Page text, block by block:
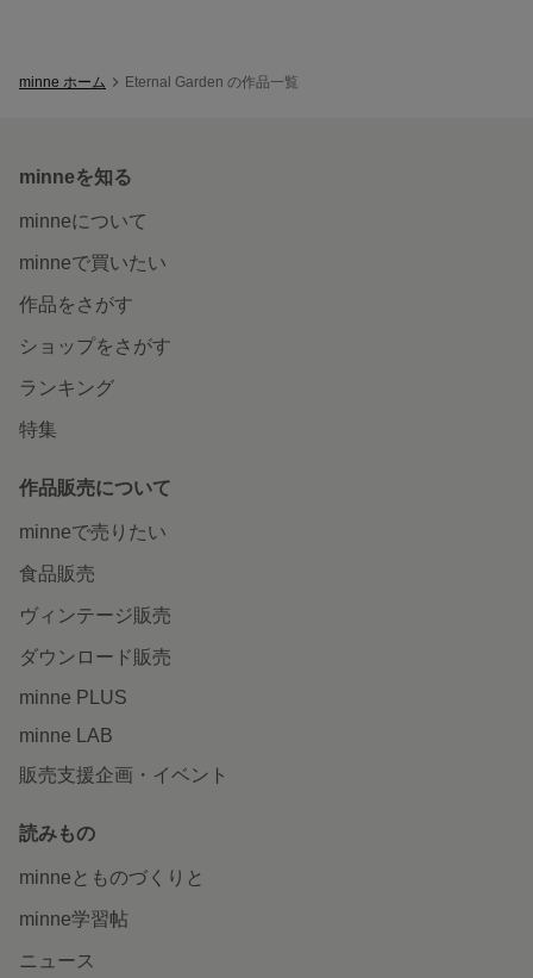
minne ホーム Eternal Garden の作品一覧
minneを知る
minneについて
minneで買いたい
作品をさがす
ショップをさがす
ランキング
特集
作品販売について
minneで売りたい
食品販売
ヴィンテージ販売
ダウンロード販売
minne PLUS
minne LAB
販売支援企画・イベント
読みもの
minneとものづくりと
minne学習帖
ニュース